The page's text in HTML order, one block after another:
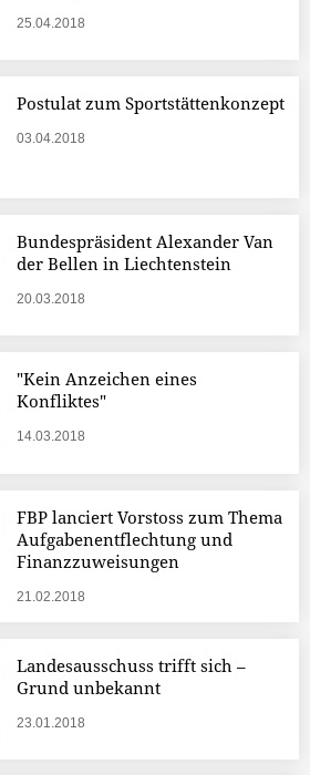
25.04.2018
Postulat zum Sportstättenkonzept
03.04.2018
Bundespräsident Alexander Van
der Bellen in Liechtenstein
20.03.2018
"Kein Anzeichen eines
Konfliktes"
14.03.2018
FBP lanciert Vorstoss zum Thema
Aufgabenentflechtung und
Finanzzuweisungen
21.02.2018
Landesausschuss trifft sich –
Grund unbekannt
23.01.2018